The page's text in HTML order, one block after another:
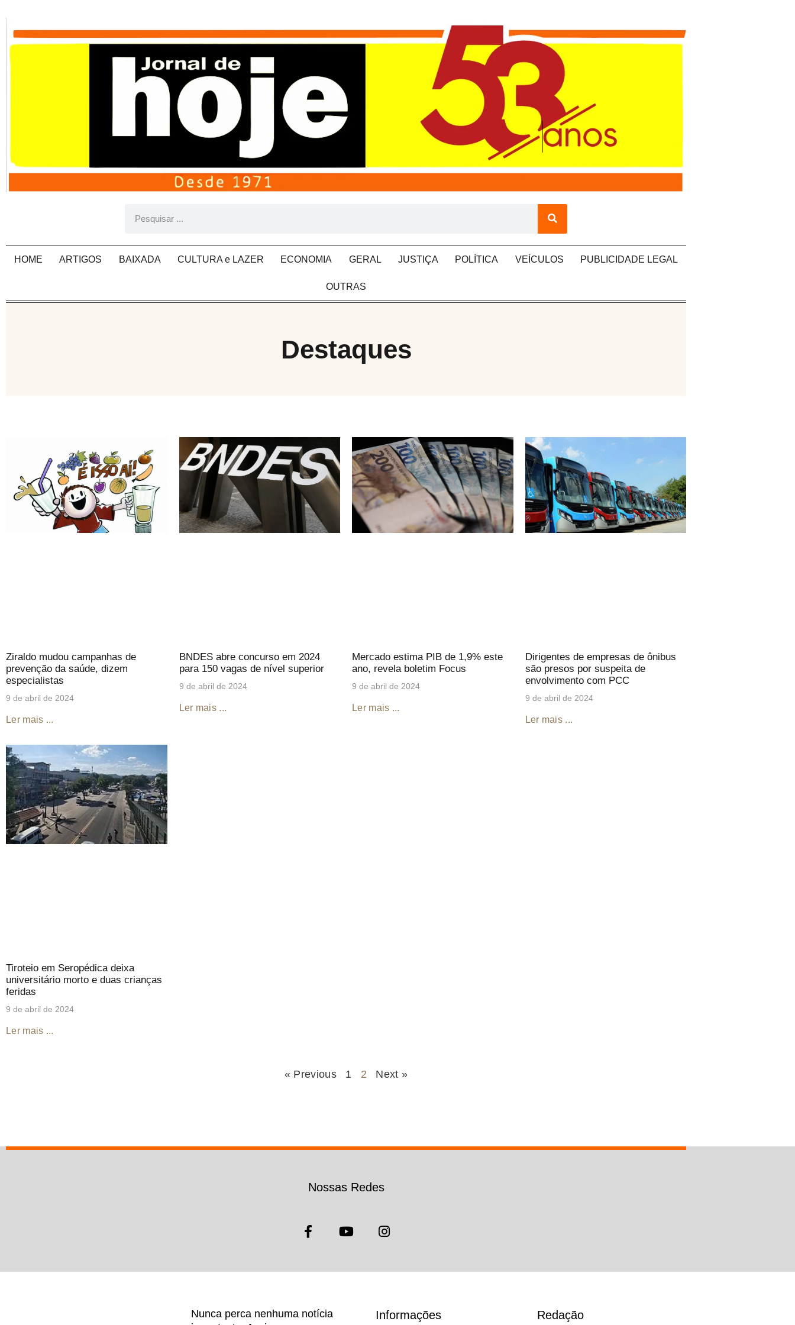
HOME ARTIGOS BAIXADA CULTURA e LAZER ECONOMIA GERAL JUSTIÇA POLÍTICA VEÍCULOS PUBLICIDADE LEGAL
OUTRAS
Destaques
Ziraldo mudou campanhas de
prevenção da saúde, dizem
especialistas
9 de abril de 2024
Ler mais ...
BNDES abre concurso em 2024
para 150 vagas de nível superior
9 de abril de 2024
Ler mais ...
Mercado estima PIB de 1,9% este
ano, revela boletim Focus
9 de abril de 2024
Ler mais ...
Dirigentes de empresas de ônibus
são presos por suspeita de
envolvimento com PCC
9 de abril de 2024
Ler mais ...
Tiroteio em Seropédica deixa
universitário morto e duas crianças
feridas
9 de abril de 2024
Ler mais ...
« Previous 1 2 Next »
Nossas Redes
Nunca perca nenhuma notícia
Informações Redação